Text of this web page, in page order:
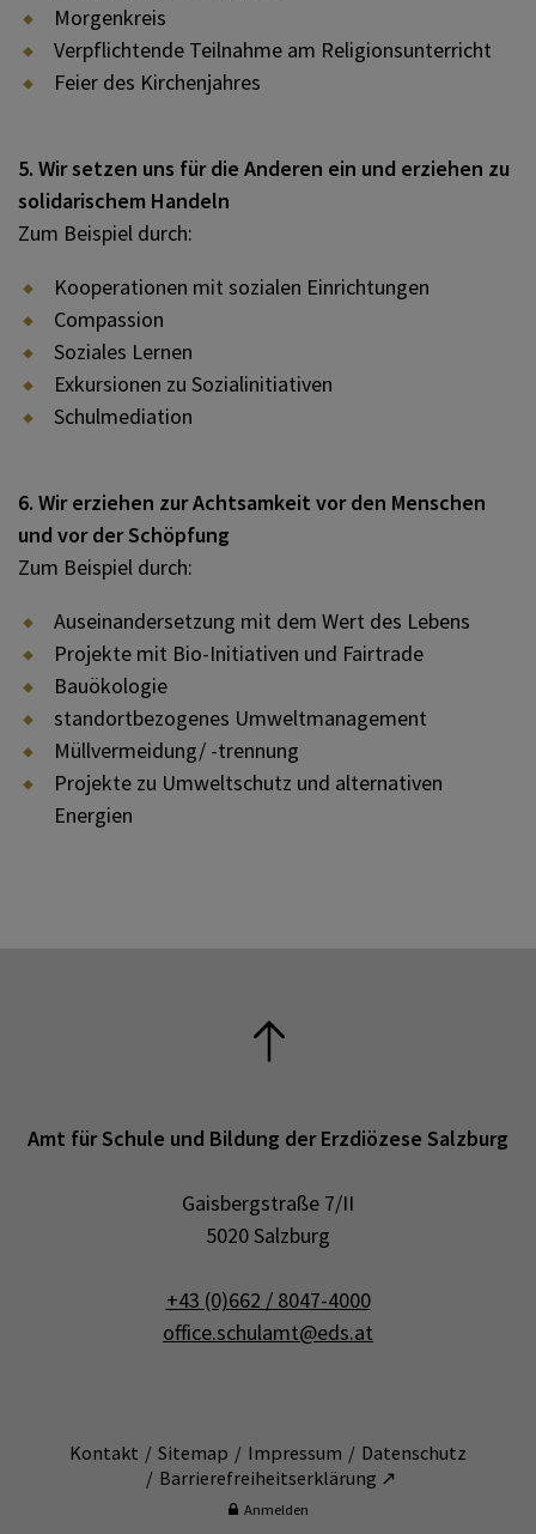
Morgenkreis
Verpflichtende Teilnahme am Religionsunterricht
Feier des Kirchenjahres
5. Wir setzen uns für die Anderen ein und erziehen zu
solidarischem Handeln
Zum Beispiel durch:
Kooperationen mit sozialen Einrichtungen
Compassion
Soziales Lernen
Exkursionen zu Sozialinitiativen
Schulmediation
6. Wir erziehen zur Achtsamkeit vor den Menschen
und vor der Schöpfung
Zum Beispiel durch:
Auseinandersetzung mit dem Wert des Lebens
Projekte mit Bio-Initiativen und Fairtrade
Bauökologie
standortbezogenes Umweltmanagement
Müllvermeidung/ -trennung
Projekte zu Umweltschutz und alternativen
Energien
Amt für Schule und Bildung der Erzdiözese Salzburg
Gaisbergstraße 7/II
5020 Salzburg
+43 (0)662 / 8047-4000
office.schulamt@eds.at
Kontakt Sitemap Impressum
Datenschutz
Barrierefreiheitserklärung ↗
Anmelden